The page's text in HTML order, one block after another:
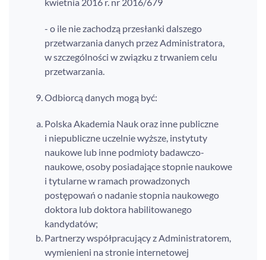
- o ile nie zachodzą przesłanki dalszego
przetwarzania danych przez Administratora,
w szczególności w związku z trwaniem celu
przetwarzania.
Odbiorcą danych mogą być:
Polska Akademia Nauk oraz inne publiczne
i niepubliczne uczelnie wyższe, instytuty
naukowe lub inne podmioty badawczo-
naukowe, osoby posiadające stopnie naukowe
i tytularne w ramach prowadzonych
postępowań o nadanie stopnia naukowego
doktora lub doktora habilitowanego
kandydatów;
Partnerzy współpracujący z Administratorem,
wymienieni na stronie internetowej